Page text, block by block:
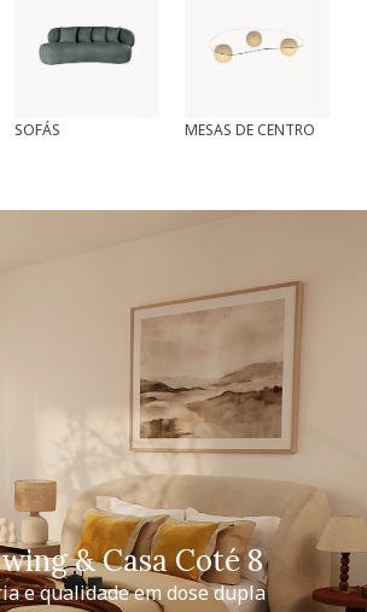
SOFÁS MESAS DE CENTRO
& Casa Coté 8
e qualidade em dose dupla